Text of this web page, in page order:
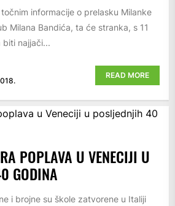
informacije o prelasku Milanke
Milana Bandića, ta će stranka, s 11
najjači...
READ MORE
POPLAVA U VENECIJI U
GODINA
i brojne su škole zatvorene u Italiji